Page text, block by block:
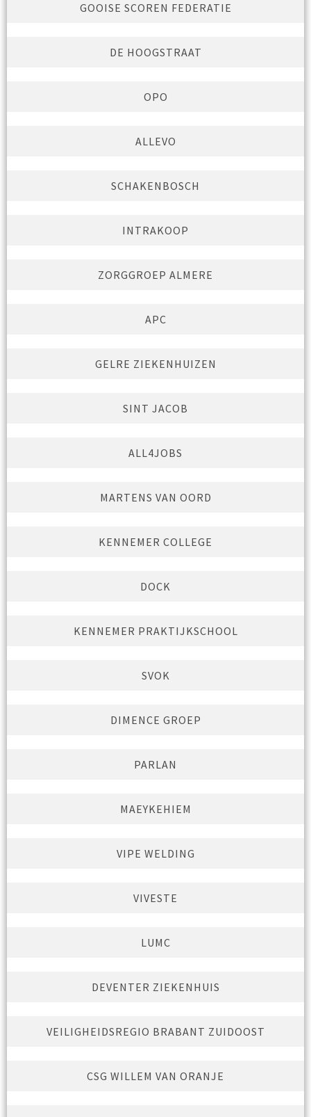
GOOISE SCOREN FEDERATIE
DE HOOGSTRAAT
OPO
ALLEVO
SCHAKENBOSCH
INTRAKOOP
ZORGGROEP ALMERE
APC
GELRE ZIEKENHUIZEN
SINT JACOB
ALL4JOBS
MARTENS VAN OORD
KENNEMER COLLEGE
DOCK
KENNEMER PRAKTIJKSCHOOL
SVOK
DIMENCE GROEP
PARLAN
MAEYKEHIEM
VIPE WELDING
VIVESTE
LUMC
DEVENTER ZIEKENHUIS
VEILIGHEIDSREGIO BRABANT ZUIDOOST
CSG WILLEM VAN ORANJE